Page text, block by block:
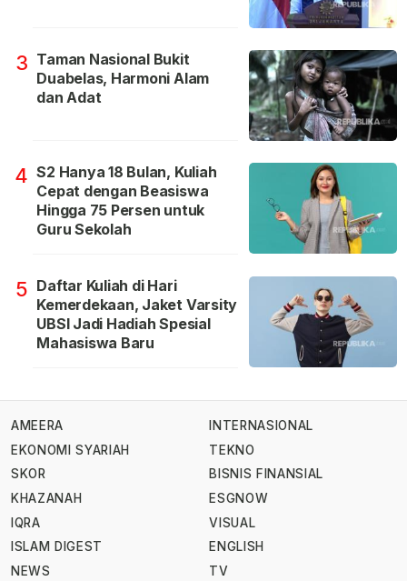
3 Taman Nasional Bukit
Duabelas, Harmoni Alam
dan Adat
4 S2 Hanya 18 Bulan, Kuliah
Cepat dengan Beasiswa
Hingga 75 Persen untuk
Guru Sekolah
5 Daftar Kuliah di Hari
Kemerdekaan, Jaket Varsity
UBSI Jadi Hadiah Spesial
Mahasiswa Baru
AMEERA
EKONOMI SYARIAH
SKOR
KHAZANAH
IQRA
ISLAM DIGEST
NEWS
INTERNASIONAL
TEKNO
BISNIS FINANSIAL
ESGNOW
VISUAL
ENGLISH
TV